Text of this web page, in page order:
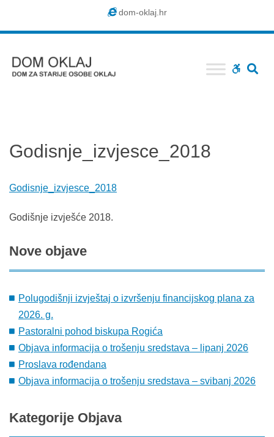
dom-oklaj.hr
WCAG
Godisnje_izvjesce_2018
Godisnje_izvjesce_2018
Godišnje izvješće 2018.
Nove objave
Polugodišnji izvještaj o izvršenju financijskog plana za
2026. g.
Pastoralni pohod biskupa Rogića
Objava informacija o trošenju sredstava – lipanj 2026
Proslava rođendana
Objava informacija o trošenju sredstava – svibanj 2026
Kategorije Objava